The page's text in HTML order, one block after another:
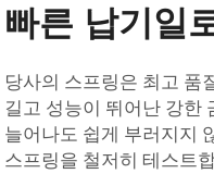
빠른 납기일
당사의 스프링은 최고 품
길고 성능이 뛰어난 강한
늘어나도 쉽게 부러지지
스프링을 철저히 테스트